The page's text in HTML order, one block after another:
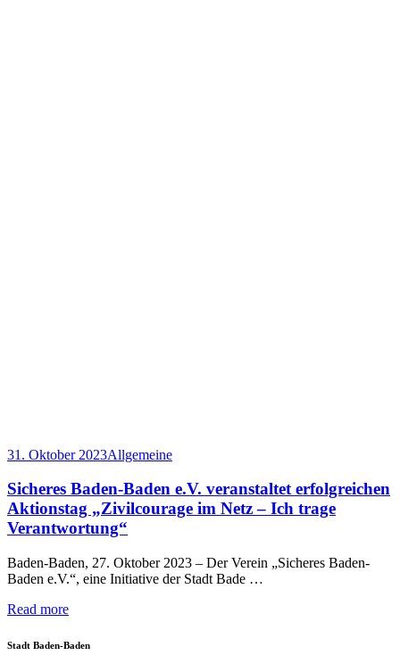
31. Oktober 2023Allgemeine
Sicheres Baden-Baden e.V. veranstaltet erfolgreichen
Aktionstag „Zivilcourage im Netz – Ich trage
Verantwortung“
Baden-Baden, 27. Oktober 2023 – Der Verein „Sicheres Baden-
Baden e.V.“, eine Initiative der Stadt Bade …
Read more
Stadt Baden-Baden